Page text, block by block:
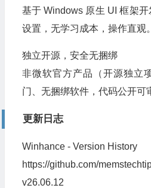
基于 Windows 原生 UI 框架
设置，无学习成本，操作直观。
独立开源，安全无捆绑
非微软官方产品（开源独立
门、无捆绑软件，代码公开可
更新日志
Winhance - Version History
https://github.com/
v26.06.12